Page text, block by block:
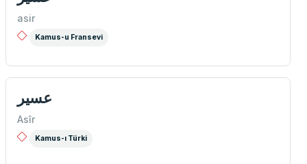
asir
Kamus-u Fransevi
عسير
Asîr
Kamus-ı Türki